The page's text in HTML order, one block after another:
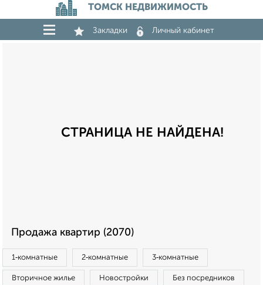
ТОМСК НЕДВИЖИМОСТЬ
Закладки Личный кабинет
СТРАНИЦА НЕ НАЙДЕНА!
Продажа квартир (2070)
1‑комнатные 2‑комнатные 3‑комнатные
Вторичное жилье Новостройки Без посредников